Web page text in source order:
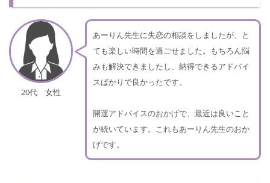
20代 女性
あーりん先生に失恋の相談をしましたが、と
ても楽しい時間を過ごせました。もちろん悩
みも解決できましたし、納得できるアドバイ
スばかりで良かったです。
開運アドバイスのおかげで、最近は良いこと
が続いています。これもあーりん先生のおか
げです。